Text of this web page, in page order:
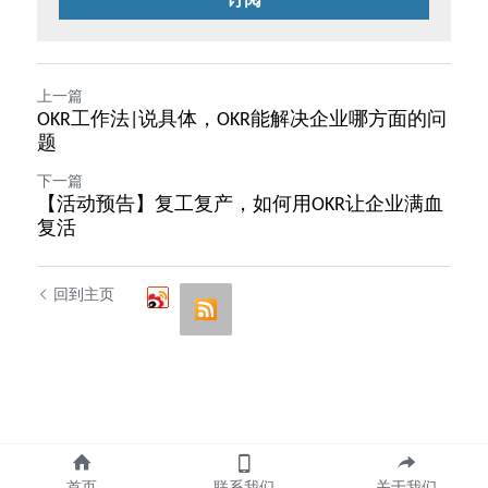
上一篇
OKR工作法|说具体，OKR能解决企业哪方面的问
题
下一篇
【活动预告】复工复产，如何用OKR让企业满血
复活
回到主页